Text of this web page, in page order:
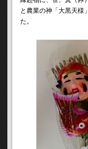
と農業の神「大黒天様
た。